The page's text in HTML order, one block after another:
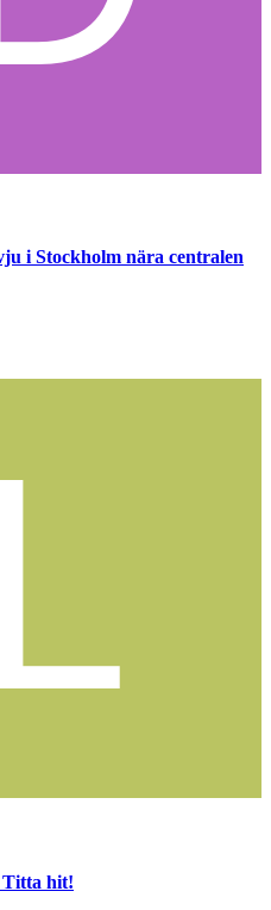
i Stockholm nära centralen
Titta hit!